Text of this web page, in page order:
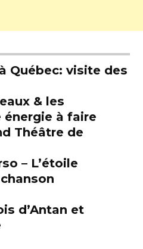
Québec: visite des
& les
énergie à faire
Théâtre de
– L’étoile
d’Antan et